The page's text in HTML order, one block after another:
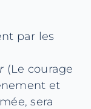
par les
(Le courage
et
sera